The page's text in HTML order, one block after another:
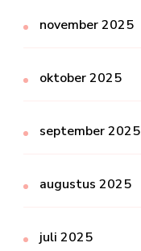
november 2025
oktober 2025
september 2025
augustus 2025
juli 2025